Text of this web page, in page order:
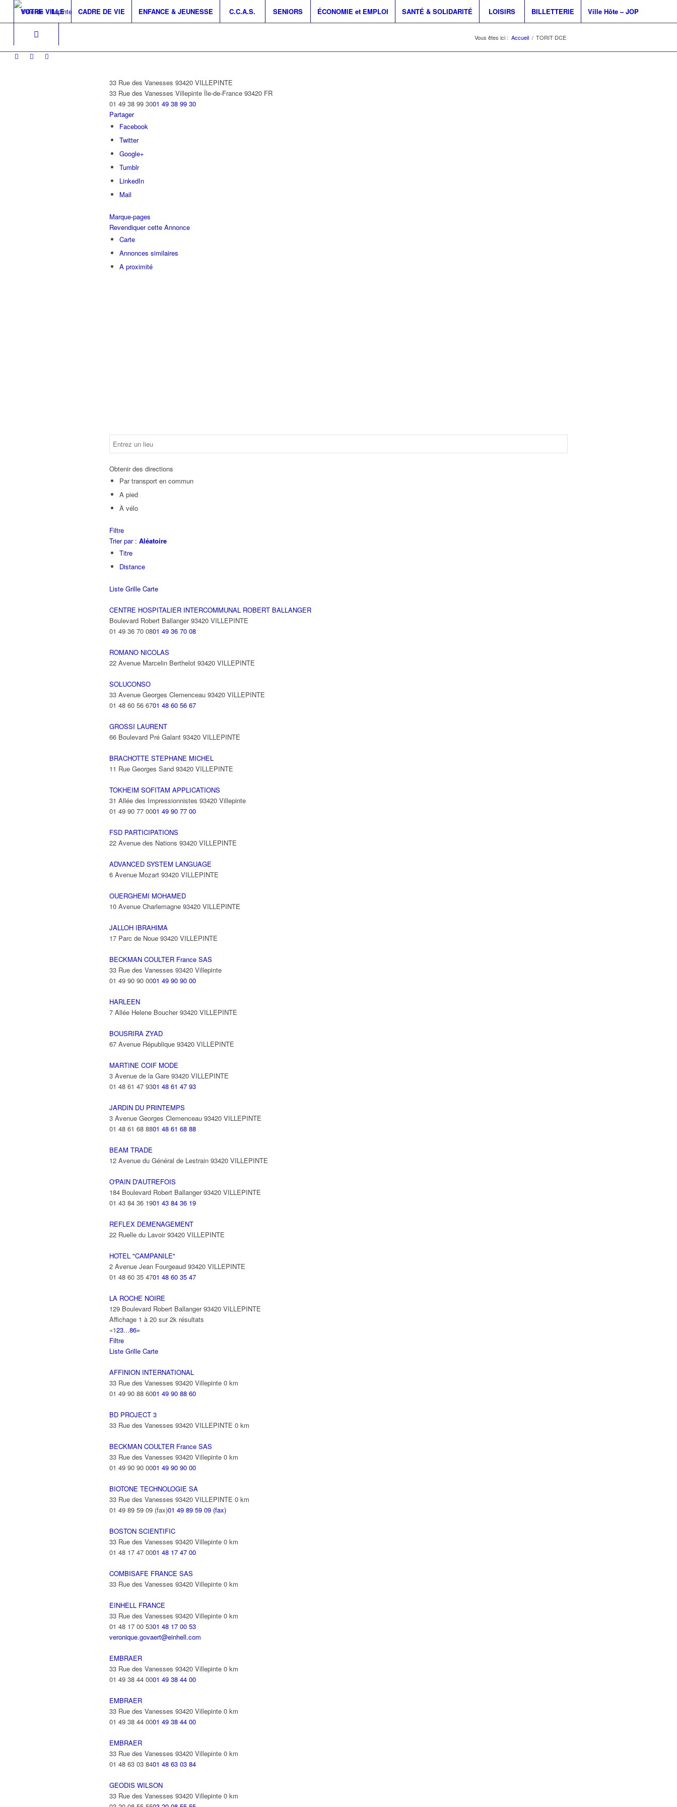
VOTRE VILLE CADRE DE VIE ENFANCE & JEUNESSE C.C.A.S. SENIORS ÉCONOMIE et EMPLOI SANTÉ & SOLIDARITÉ LOISIRS BILLETTERIE Ville Hôte – JOP
Vous êtes ici : Accueil / TORIT DCE
33 Rue des Vanesses 93420 VILLEPINTE
33 Rue des Vanesses Villepinte Île-de-France 93420 FR
01 49 38 99 3001 49 38 99 30
Partager
Facebook
Twitter
Google+
Tumblr
LinkedIn
Mail
Marque-pages
Revendiquer cette Annonce
Carte
Annonces similaires
A proximité
Obtenir des directions
Par transport en commun
A pied
À vélo
Filtre
Trier par : Aléatoire
Titre
Distance
Liste Grille Carte
CENTRE HOSPITALIER INTERCOMMUNAL ROBERT BALLANGER
Boulevard Robert Ballanger 93420 VILLEPINTE
01 49 36 70 0801 49 36 70 08
ROMANO NICOLAS
22 Avenue Marcelin Berthelot 93420 VILLEPINTE
SOLUCONSO
33 Avenue Georges Clemenceau 93420 VILLEPINTE
01 48 60 56 6701 48 60 56 67
GROSSI LAURENT
66 Boulevard Pré Galant 93420 VILLEPINTE
BRACHOTTE STEPHANE MICHEL
11 Rue Georges Sand 93420 VILLEPINTE
TOKHEIM SOFITAM APPLICATIONS
31 Allée des Impressionnistes 93420 Villepinte
01 49 90 77 0001 49 90 77 00
FSD PARTICIPATIONS
22 Avenue des Nations 93420 VILLEPINTE
ADVANCED SYSTEM LANGUAGE
6 Avenue Mozart 93420 VILLEPINTE
OUERGHEMI MOHAMED
10 Avenue Charlemagne 93420 VILLEPINTE
JALLOH IBRAHIMA
17 Parc de Noue 93420 VILLEPINTE
BECKMAN COULTER France SAS
33 Rue des Vanesses 93420 Villepinte
01 49 90 90 0001 49 90 90 00
HARLEEN
7 Allée Helene Boucher 93420 VILLEPINTE
BOUSRIRA ZYAD
67 Avenue République 93420 VILLEPINTE
MARTINE COIF MODE
3 Avenue de la Gare 93420 VILLEPINTE
01 48 61 47 9301 48 61 47 93
JARDIN DU PRINTEMPS
3 Avenue Georges Clemenceau 93420 VILLEPINTE
01 48 61 68 8801 48 61 68 88
BEAM TRADE
12 Avenue du Général de Lestrain 93420 VILLEPINTE
O'PAIN D'AUTREFOIS
184 Boulevard Robert Ballanger 93420 VILLEPINTE
01 43 84 36 1901 43 84 36 19
REFLEX DEMENAGEMENT
22 Ruelle du Lavoir 93420 VILLEPINTE
HOTEL "CAMPANILE"
2 Avenue Jean Fourgeaud 93420 VILLEPINTE
01 48 60 35 4701 48 60 35 47
LA ROCHE NOIRE
129 Boulevard Robert Ballanger 93420 VILLEPINTE
Affichage 1 à 20 sur 2k résultats
«123...86»
Filtre
Liste Grille Carte
AFFINION INTERNATIONAL
33 Rue des Vanesses 93420 Villepinte 0 km
01 49 90 88 6001 49 90 88 60
BD PROJECT 3
33 Rue des Vanesses 93420 VILLEPINTE 0 km
BECKMAN COULTER France SAS
33 Rue des Vanesses 93420 Villepinte 0 km
01 49 90 90 0001 49 90 90 00
BIOTONE TECHNOLOGIE SA
33 Rue des Vanesses 93420 VILLEPINTE 0 km
01 49 89 59 09 (fax)01 49 89 59 09 (fax)
BOSTON SCIENTIFIC
33 Rue des Vanesses 93420 Villepinte 0 km
01 48 17 47 0001 48 17 47 00
COMBISAFE FRANCE SAS
33 Rue des Vanesses 93420 Villepinte 0 km
EINHELL FRANCE
33 Rue des Vanesses 93420 Villepinte 0 km
01 48 17 00 5301 48 17 00 53
veronique.govaert@einhell.com
EMBRAER
33 Rue des Vanesses 93420 Villepinte 0 km
01 49 38 44 0001 49 38 44 00
EMBRAER
33 Rue des Vanesses 93420 Villepinte 0 km
01 49 38 44 0001 49 38 44 00
EMBRAER
33 Rue des Vanesses 93420 Villepinte 0 km
01 48 63 03 8401 48 63 03 84
GEODIS WILSON
33 Rue des Vanesses 93420 Villepinte 0 km